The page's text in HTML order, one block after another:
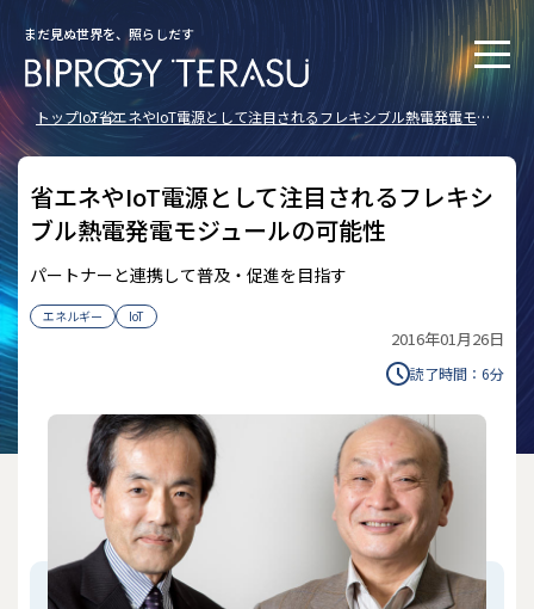
まだ見ぬ世界を、照らしだす
トップIoT省エネやIoT電源として注目されるフレキシブル熱電発電モジ
ュールの可能性
省エネやIoT電源として注目されるフレキシ
ブル熱電発電モジュールの可能性
パートナーと連携して普及・促進を目指す
エネルギー IoT
2016年01月26日
読了時間： 6分